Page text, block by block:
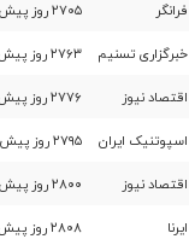
فرانگر ۲۷۰۵ روز پیش
خبرگزاری تسنیم ۲۷۶٣ روز پیش
اقتصاد نیوز ۲۷۷۶ روز پیش
اسپوتنیک ایران ۲۷٩۵ روز پیش
اقتصاد نیوز ۲۸۰۰ روز پیش
ایرنا ۲۸۰۸ روز پیش